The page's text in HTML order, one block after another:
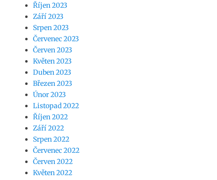
Říjen 2023
Září 2023
Srpen 2023
Červenec 2023
Červen 2023
Květen 2023
Duben 2023
Březen 2023
Únor 2023
Listopad 2022
Říjen 2022
Září 2022
Srpen 2022
Červenec 2022
Červen 2022
Květen 2022